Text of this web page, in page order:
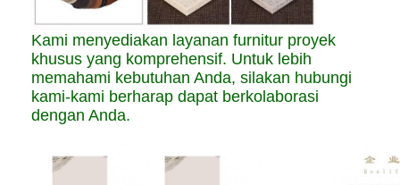
Kami menyediakan layanan furnitur proyek
khusus yang komprehensif. Untuk lebih
memahami kebutuhan Anda, silakan hubungi
kami-kami berharap dapat berkolaborasi
dengan Anda.